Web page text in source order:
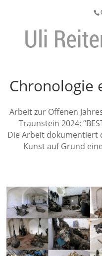
Chronologie
Arbeit zur Offenen
Traunstein 2024:
Die Arbeit dokumentiert
Kunst auf Grund